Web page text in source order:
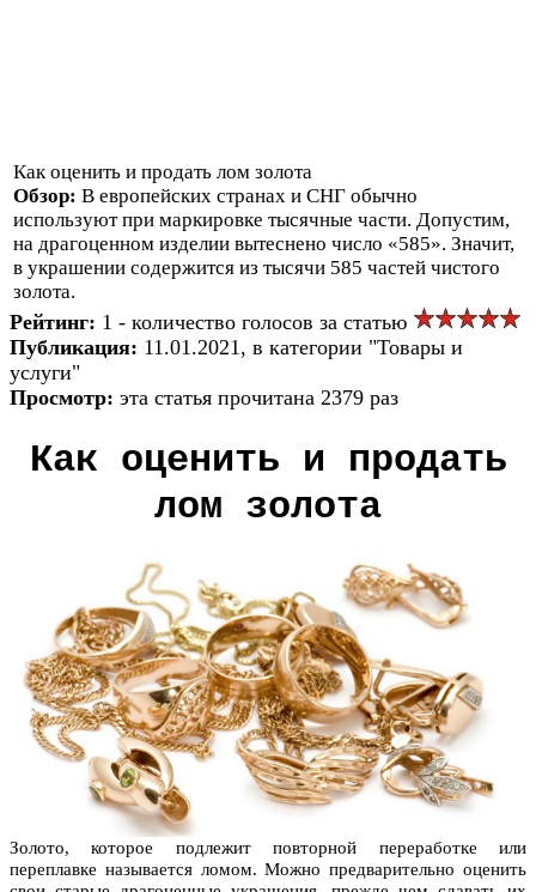
Как оценить и продать лом золота
Обзор: В европейских странах и СНГ обычно
используют при маркировке тысячные части. Допустим,
на драгоценном изделии вытеснено число «585». Значит,
в украшении содержится из тысячи 585 частей чистого
золота.
Рейтинг: 1 - количество голосов за статью
Публикация: 11.01.2021, в категории "Товары и
услуги"
Просмотр: эта статья прочитана 2379 раз
Как оценить и продать
лом золота
Золото, которое подлежит повторной переработке или
переплавке называется ломом. Можно предварительно оценить